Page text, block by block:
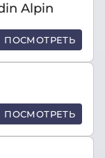
Alpin
ПОСМОТРЕТЬ
ПОСМОТРЕТЬ